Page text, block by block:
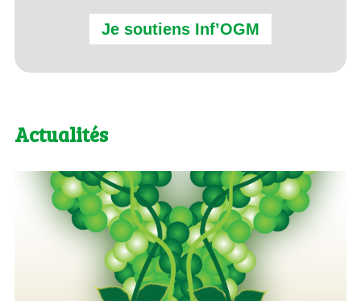
Je soutiens Inf’OGM
Actualités